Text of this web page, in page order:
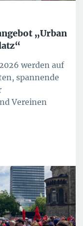
„Urban
werden auf
spannende
Vereinen